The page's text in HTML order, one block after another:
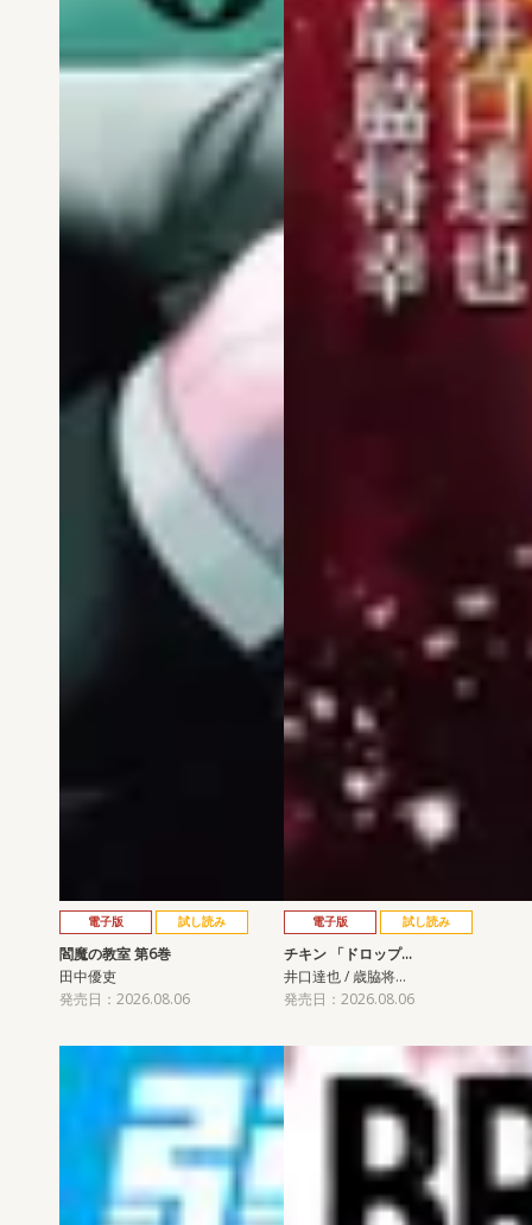
電子版 試し読み
閻魔の教室 第6巻
田中優吏
発売日：2026.08.06
電子版 試し読み
チキン 「ドロップ…
井口達也 / 歳脇将…
発売日：2026.08.06